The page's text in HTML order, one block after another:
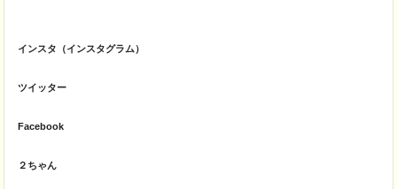
インスタ（インスタグラム）
ツイッター
Facebook
２ちゃん